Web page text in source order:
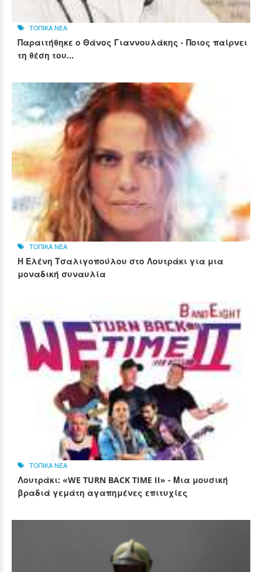
ΤΟΠΙΚΑ ΝΕΑ
Παραιτήθηκε ο Θάνος Γιαννουλάκης - Ποιος παίρνει
τη θέση του...
ΤΟΠΙΚΑ ΝΕΑ
Η Ελένη Τσαλιγοπούλου στο Λουτράκι για μια
μοναδική συναυλία
ΤΟΠΙΚΑ ΝΕΑ
Λουτράκι: «WE TURN BACK TIME II» - Μια μουσική
βραδιά γεμάτη αγαπημένες επιτυχίες